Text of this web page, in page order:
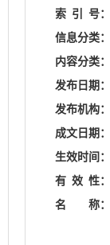
索 引 号：
信息分类：
内容分类：
发布日期：
发布机构：
成文日期：
生效时间：
有 效 性：
名
称：